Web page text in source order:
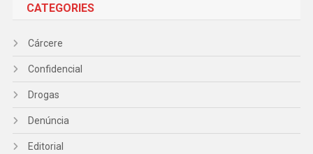
CATEGORIES
Cárcere
Confidencial
Drogas
Denúncia
Editorial